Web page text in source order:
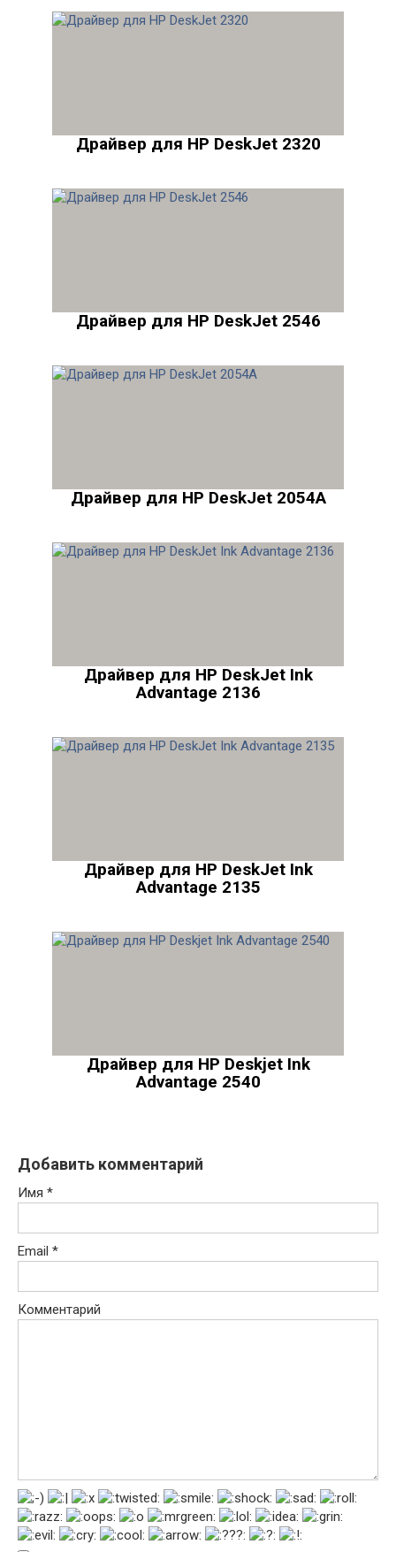
Драйвер для HP DeskJet 2320
Драйвер для HP DeskJet 2546
Драйвер для HP DeskJet 2054A
Драйвер для HP DeskJet Ink
Advantage 2136
Драйвер для HP DeskJet Ink
Advantage 2135
Драйвер для HP Deskjet Ink
Advantage 2540
Добавить комментарий
Имя *
Email *
Комментарий